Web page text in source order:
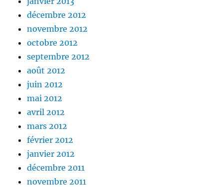
décembre 2012
novembre 2012
octobre 2012
septembre 2012
août 2012
juin 2012
mai 2012
avril 2012
mars 2012
février 2012
janvier 2012
décembre 2011
novembre 2011